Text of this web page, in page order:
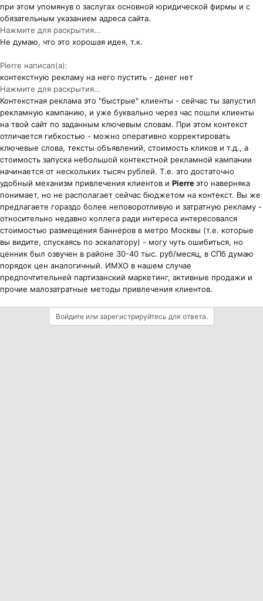
при этом упомянув о заслугах основной юридической фирмы и с
обязательным указанием адреса сайта.
Нажмите для раскрытия...
Не думаю, что это хорошая идея, т.к.
Pierre написал(а):
контекстную рекламу на него пустить - денег нет
Нажмите для раскрытия...
Контекстная реклама это "быстрые" клиенты - сейчас ты запустил
рекламную кампанию, и уже буквально через час пошли клиенты
на твой сайт по заданным ключевым словам. При этом контекст
отличается гибкостью - можно оперативно корректировать
ключевые слова, тексты объявлений, стоимость кликов и т.д., а
стоимость запуска небольшой контекстной рекламной кампании
начинается от нескольких тысяч рублей. Т.е. это достаточно
удобный механизм привлечения клиентов и Pierreэто наверняка
понимает, но не располагает сейчас бюджетом на контекст. Вы же
предлагаете гораздо более неповоротливую и затратную рекламу -
относительно недавно коллега ради интереса интересовался
стоимостью размещения баннеров в метро Москвы (т.е. которые
вы видите, спускаясь по эскалатору) - могу чуть ошибиться, но
ценник был озвучен в районе 30-40 тыс. руб/месяц, в СПб думаю
порядок цен аналогичный. ИМХО в нашем случае
предпочтительней партизанский маркетинг, активные продажи и
прочие малозатратные методы привлечения клиентов.
Войдите или зарегистрируйтесь для ответа.